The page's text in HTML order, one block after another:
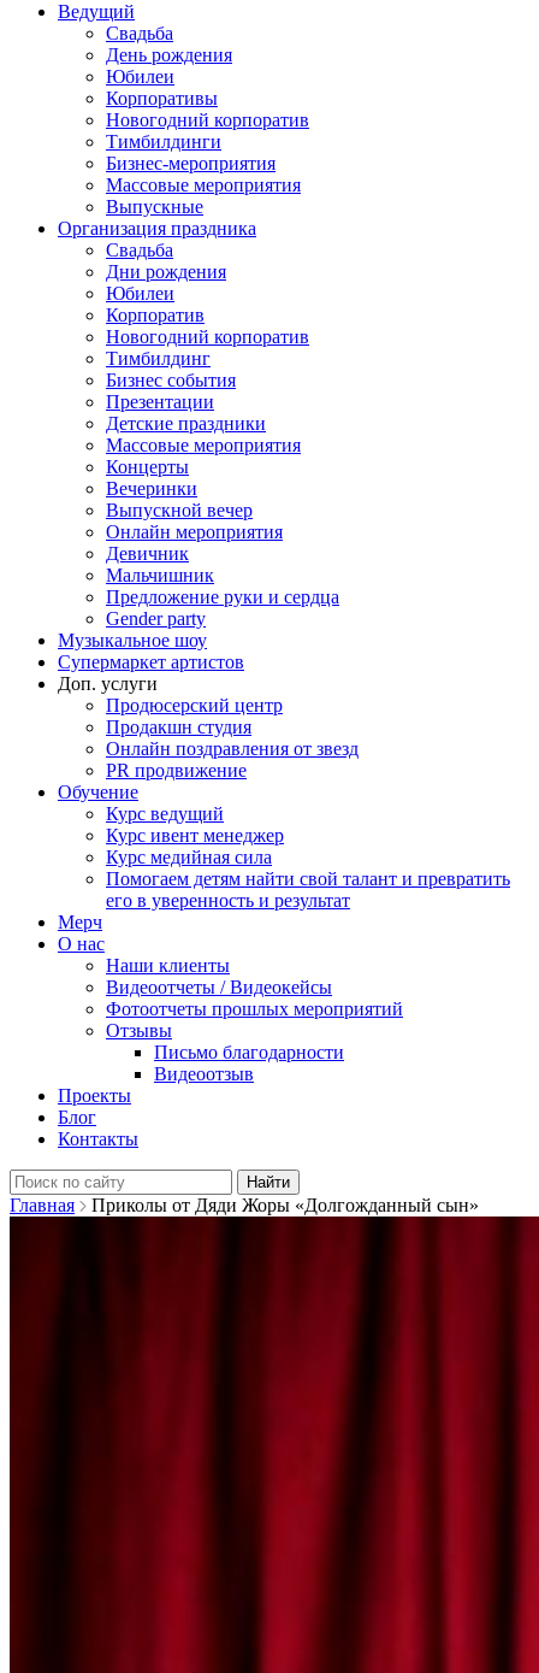
Ведущий
Свадьба
День рождения
Юбилеи
Корпоративы
Новогодний корпоратив
Тимбилдинги
Бизнес-мероприятия
Массовые мероприятия
Выпускные
Организация праздника
Свадьба
Дни рождения
Юбилеи
Корпоратив
Новогодний корпоратив
Тимбилдинг
Бизнес события
Презентации
Детские праздники
Массовые мероприятия
Концерты
Вечеринки
Выпускной вечер
Онлайн мероприятия
Девичник
Мальчишник
Предложение руки и сердца
Gender party
Музыкальное шоу
Супермаркет артистов
Доп. услуги
Продюсерский центр
Продакшн студия
Онлайн поздравления от звезд
PR продвижение
Обучение
Курс ведущий
Курс ивент менеджер
Курс медийная сила
Помогаем детям найти свой талант и превратить
его в уверенность и результат
Мерч
О нас
Наши клиенты
Видеоотчеты / Видеокейсы
Фотоотчеты прошлых мероприятий
Отзывы
Письмо благодарности
Видеоотзыв
Проекты
Блог
Контакты
Найти:
Главная
Приколы от Дяди Жоры «Долгожданный сын»